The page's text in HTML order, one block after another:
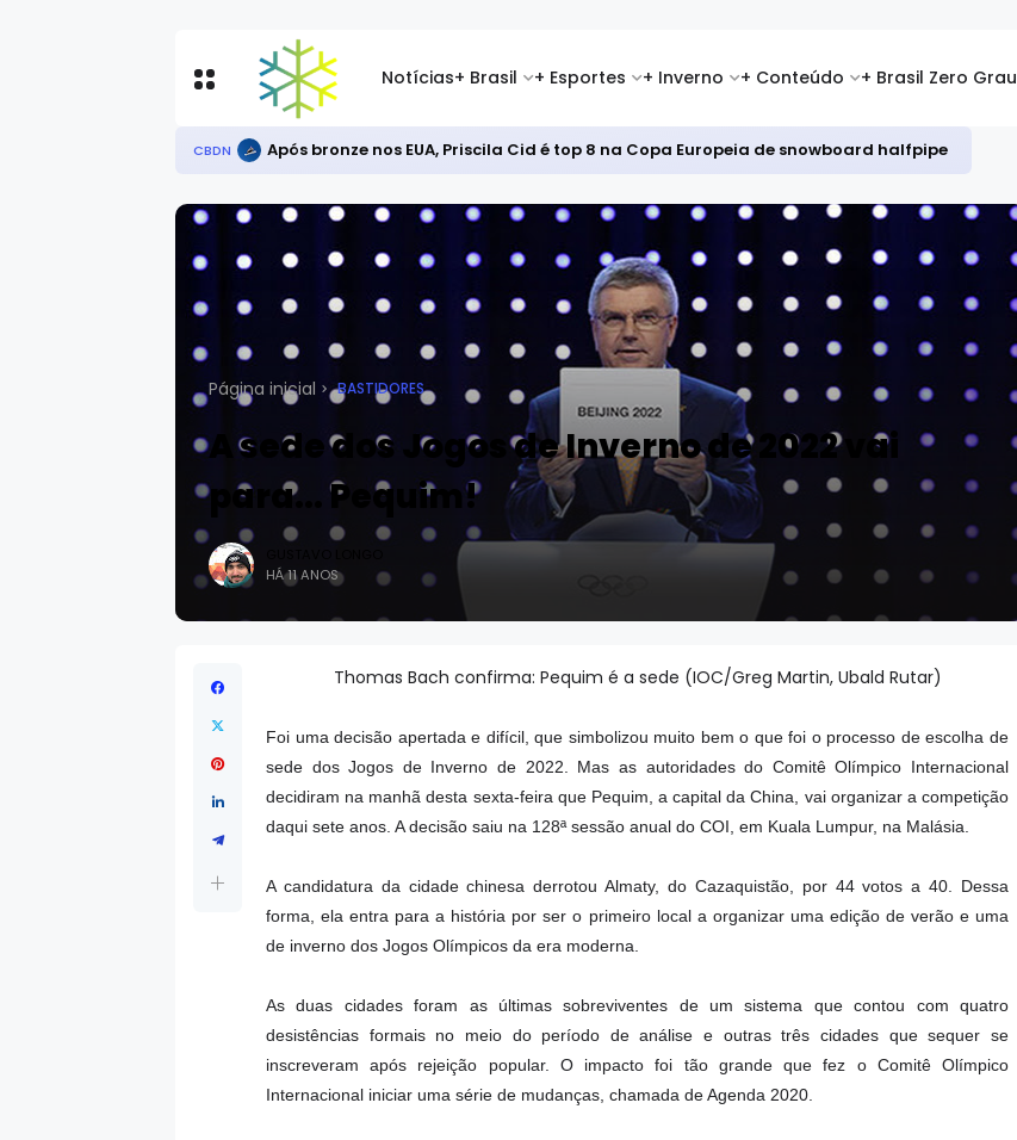
Notícias+ Brasil + Esportes + Inverno + Conteúdo + Brasil Zero Grau
CBDN Após bronze nos EUA, Priscila Cid é top 8 na Copa Europeia de snowboard halfpipe
Página inicial BASTIDORES
A sede dos Jogos de Inverno de 2022 vai
para... Pequim!
HÁ 11 ANOS
Thomas Bach confirma: Pequim é a sede (IOC/Greg Martin, Ubald Rutar)
Foi uma decisão apertada e difícil, que simbolizou muito bem o que foi o processo de escolha de
sede dos Jogos de Inverno de 2022. Mas as autoridades do Comitê Olímpico Internacional
decidiram na manhã desta sexta-feira que Pequim, a capital da China, vai organizar a competição
daqui sete anos. A decisão saiu na 128ª sessão anual do COI, em Kuala Lumpur, na Malásia.
A candidatura da cidade chinesa derrotou Almaty, do Cazaquistão, por 44 votos a 40. Dessa
forma, ela entra para a história por ser o primeiro local a organizar uma edição de verão e uma
de inverno dos Jogos Olímpicos da era moderna.
As duas cidades foram as últimas sobreviventes de um sistema que contou com quatro
desistências formais no meio do período de análise e outras três cidades que sequer se
inscreveram após rejeição popular. O impacto foi tão grande que fez o Comitê Olímpico
Internacional iniciar uma série de mudanças, chamada de Agenda 2020.